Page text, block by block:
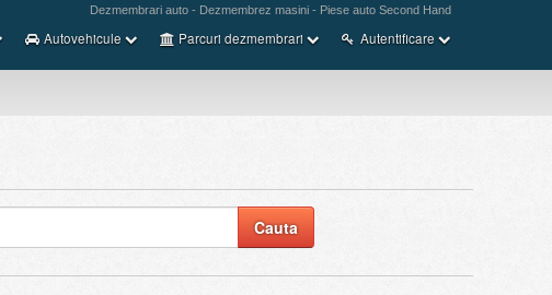
Dezmembrari auto - Dezmembrez masini - Piese auto Second Hand
Autovehicule Parcuri dezmembrari Autentificare